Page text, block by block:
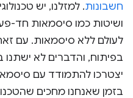
חשבונות. למזלנו, יש
ושיטות כמו סיסמאות חד-
לעולם ללא סיסמאות. עם
בפיתוח, והדברים לא ישתנו
יצטרכו להתמודד עם
בזמן שאנחנו מחכים